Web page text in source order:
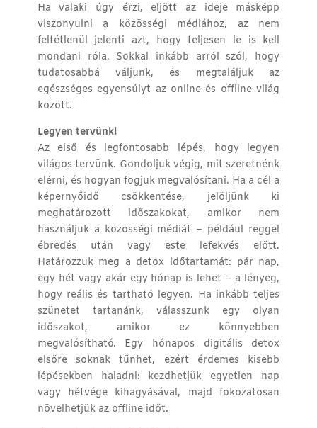
Ha valaki úgy érzi, eljött az ideje másképp
viszonyulni a közösségi médiához, az nem
feltétlenül jelenti azt, hogy teljesen le is kell
mondani róla. Sokkal inkább arról szól, hogy
tudatosabbá váljunk, és megtaláljuk az
egészséges egyensúlyt az online és offline világ
között.
Legyen tervünk!
Az első és legfontosabb lépés, hogy legyen
világos tervünk. Gondoljuk végig, mit szeretnénk
elérni, és hogyan fogjuk megvalósítani. Ha a cél a
képernyőidő csökkentése, jelöljünk ki
meghatározott időszakokat, amikor nem
használjuk a közösségi médiát – például reggel
ébredés után vagy este lefekvés előtt.
Határozzuk meg a detox időtartamát: pár nap,
egy hét vagy akár egy hónap is lehet – a lényeg,
hogy reális és tartható legyen. Ha inkább teljes
szünetet tartanánk, válasszunk egy olyan
időszakot, amikor ez könnyebben
megvalósítható. Egy hónapos digitális detox
elsőre soknak tűnhet, ezért érdemes kisebb
lépésekben haladni: kezdhetjük egyetlen nap
vagy hétvége kihagyásával, majd fokozatosan
növelhetjük az offline időt.